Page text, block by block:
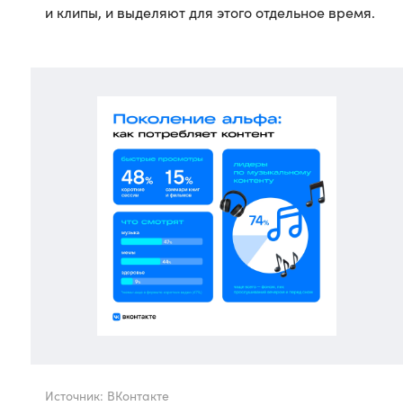
и клипы, и выделяют для этого отдельное время.
Источник: ВКонтакте